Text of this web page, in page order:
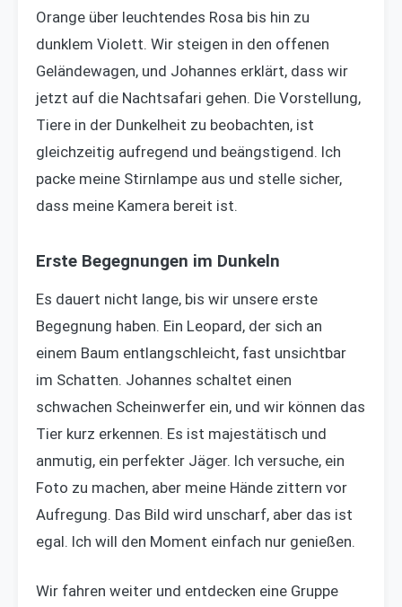
Orange über leuchtendes Rosa bis hin zu
dunklem Violett. Wir steigen in den offenen
Geländewagen, und Johannes erklärt, dass wir
jetzt auf die Nachtsafari gehen. Die Vorstellung,
Tiere in der Dunkelheit zu beobachten, ist
gleichzeitig aufregend und beängstigend. Ich
packe meine Stirnlampe aus und stelle sicher,
dass meine Kamera bereit ist.
Erste Begegnungen im Dunkeln
Es dauert nicht lange, bis wir unsere erste
Begegnung haben. Ein Leopard, der sich an
einem Baum entlangschleicht, fast unsichtbar
im Schatten. Johannes schaltet einen
schwachen Scheinwerfer ein, und wir können das
Tier kurz erkennen. Es ist majestätisch und
anmutig, ein perfekter Jäger. Ich versuche, ein
Foto zu machen, aber meine Hände zittern vor
Aufregung. Das Bild wird unscharf, aber das ist
egal. Ich will den Moment einfach nur genießen.
Wir fahren weiter und entdecken eine Gruppe